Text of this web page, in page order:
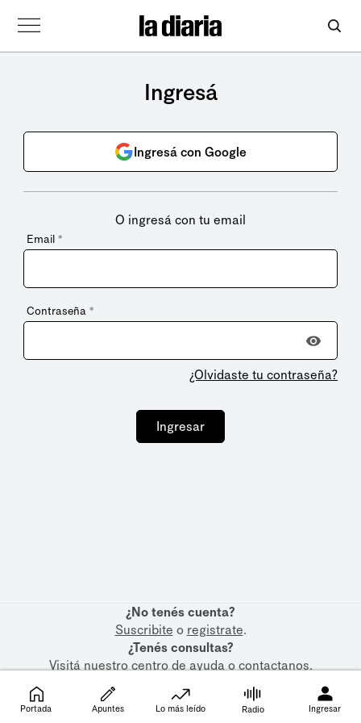
Ingresá
Ingresá con Google
O ingresá con tu email
Email *
Contraseña *
¿Olvidaste tu contraseña?
Ingresar
¿No tenés cuenta?
Suscribite o registrate.
¿Tenés consultas?
Visitá nuestrocentro de ayudaocontactanos.
Portada Apuntes Lo más leído Radio Ingresar